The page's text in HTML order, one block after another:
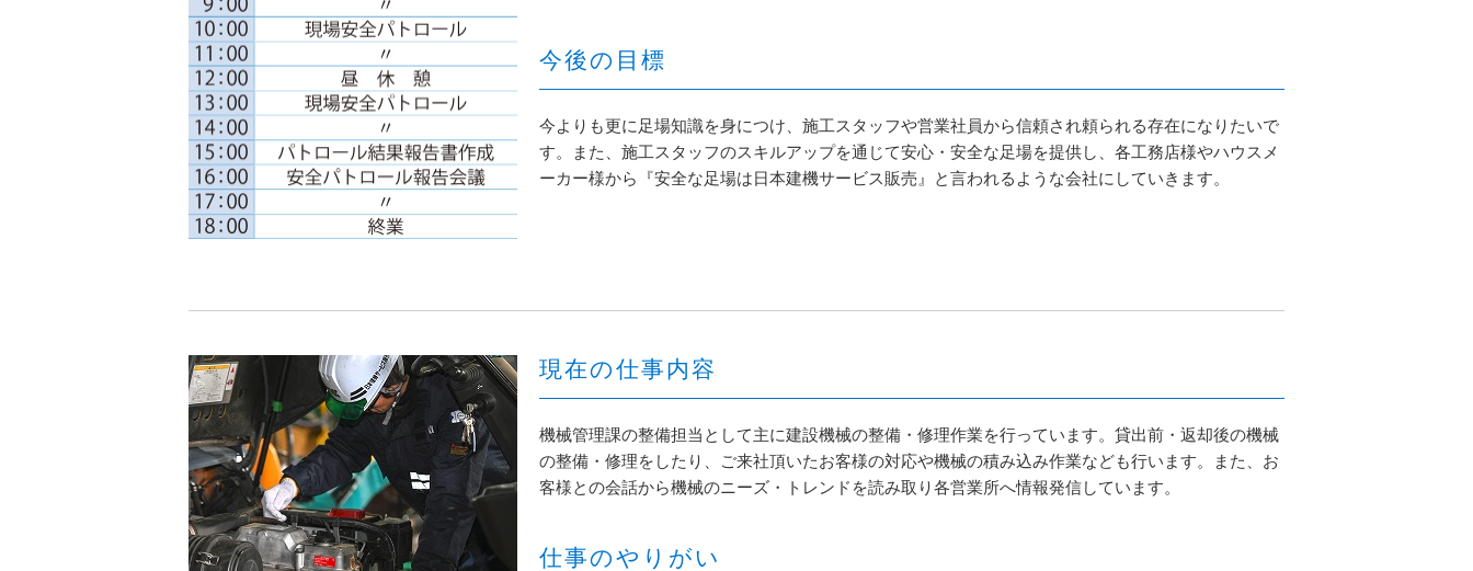
今後の目標
今よりも更に足場知識を身につけ、施工スタッフや営業社員から信頼され頼られる存在になりたいで
す。また、施工スタッフのスキルアップを通じて安心・安全な足場を提供し、各工務店様やハウスメ
ーカー様から『安全な足場は日本建機サービス販売』と言われるような会社にしていきます。
現在の仕事内容
機械管理課の整備担当として主に建設機械の整備・修理作業を行っています。貸出前・返却後の機械
の整備・修理をしたり、ご来社頂いたお客様の対応や機械の積み込み作業なども行います。また、お
客様との会話から機械のニーズ・トレンドを読み取り各営業所へ情報発信しています。
仕事のやりがい